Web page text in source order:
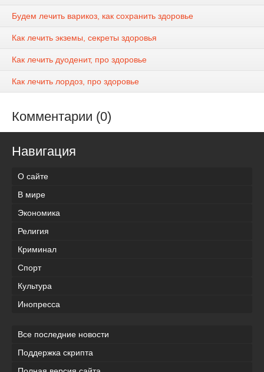
Будем лечить варикоз, как сохранить здоровье
Как лечить экземы, секреты здоровья
Как лечить дуоденит, про здоровье
Как лечить лордоз, про здоровье
Комментарии (0)
Навигация
О сайте
В мире
Экономика
Религия
Криминал
Спорт
Культура
Инопресса
Все последние новости
Поддержка скрипта